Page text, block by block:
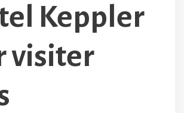
Keppler
visiter